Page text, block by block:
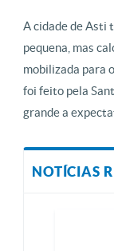
A cidade de Asti
pequena, mas
mobilizada para
foi feito pela
grande a
NOTÍCIAS